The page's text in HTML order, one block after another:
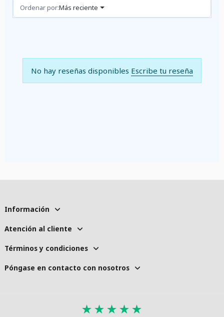
Reseñas (0)
Ordenar por:Más reciente
No hay reseñas disponibles Escribe tu reseña
Información
Atención al cliente
Términos y condiciones
Póngase en contacto con nosotros
★ ★ ★ ★ ★